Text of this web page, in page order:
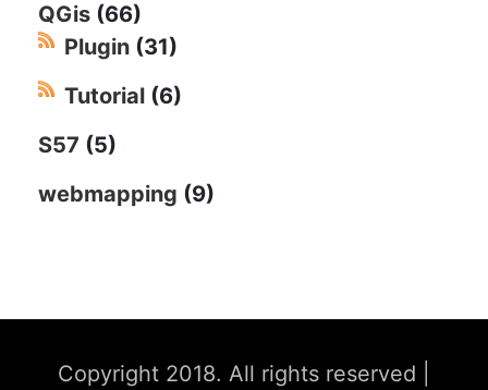
QGis (66)
Plugin (31)
Tutorial (6)
S57 (5)
webmapping (9)
Copyright 2018. All rights reserved